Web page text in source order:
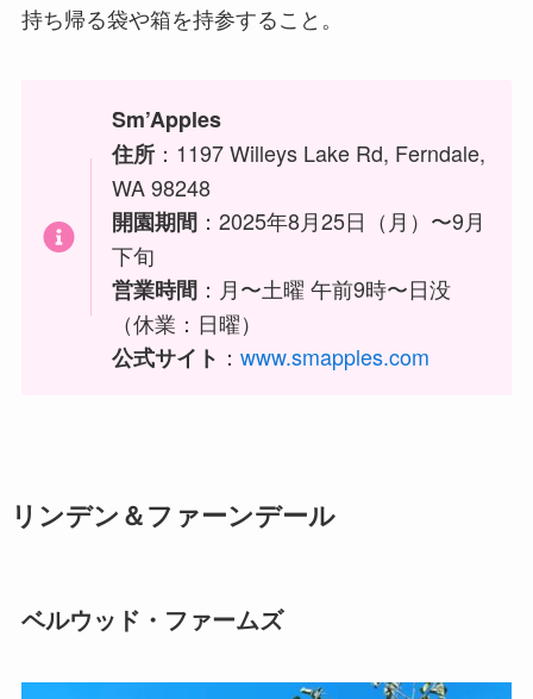
持ち帰る袋や箱を持参すること。
Sm’Apples
住所 ：1197 Willeys Lake Rd, Ferndale,
WA 98248
開園期間 ：2025年8月25日（月）〜9月
下旬
営業時間 ：月〜土曜 午前9時〜日没
（休業：日曜）
公式サイト ：www.smapples.com
リンデン＆ファーンデール
ベルウッド・ファームズ